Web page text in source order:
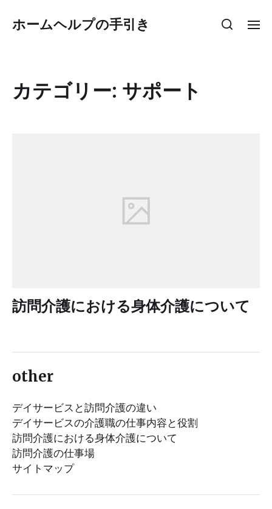
ホームヘルプの手引き
カテゴリー: サポート
訪問介護における身体介護について
other
デイサービスと訪問介護の違い
デイサービスの介護職の仕事内容と役割
訪問介護における身体介護について
訪問介護の仕事場
サイトマップ